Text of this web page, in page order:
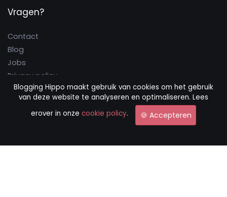
Blogging Hippo maakt gebruik van cookies om het gebruik
van deze website te analyseren en optimaliseren. Lees
erover in onze cookie policy. 🍪 Accepteren
Vragen?
Contact
Blog
Jobs
Privacy policy
Cookie policy
Algemene voorwaarden